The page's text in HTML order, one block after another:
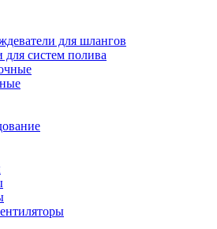
для шлангов
систем полива